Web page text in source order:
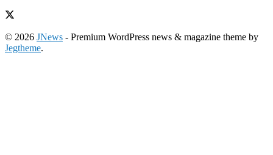
© 2026 JNews - Premium WordPress news & magazine theme by
Jegtheme.